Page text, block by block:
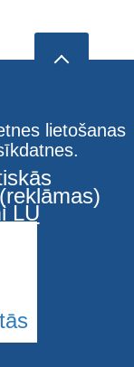
aizsargātas
lietošanas
LU